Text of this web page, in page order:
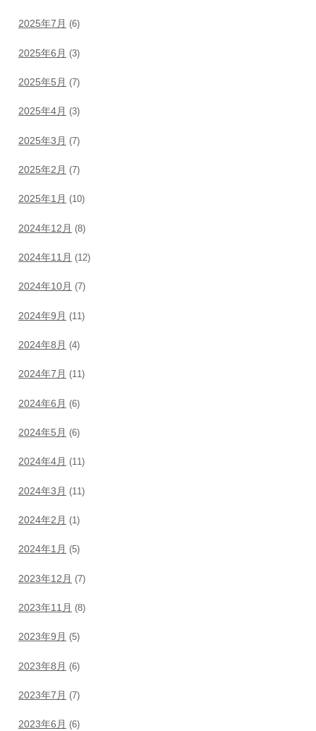
2025年7月 (6)
2025年6月 (3)
2025年5月 (7)
2025年4月 (3)
2025年3月 (7)
2025年2月 (7)
2025年1月 (10)
2024年12月 (8)
2024年11月 (12)
2024年10月 (7)
2024年9月 (11)
2024年8月 (4)
2024年7月 (11)
2024年6月 (6)
2024年5月 (6)
2024年4月 (11)
2024年3月 (11)
2024年2月 (1)
2024年1月 (5)
2023年12月 (7)
2023年11月 (8)
2023年9月 (5)
2023年8月 (6)
2023年7月 (7)
2023年6月 (6)